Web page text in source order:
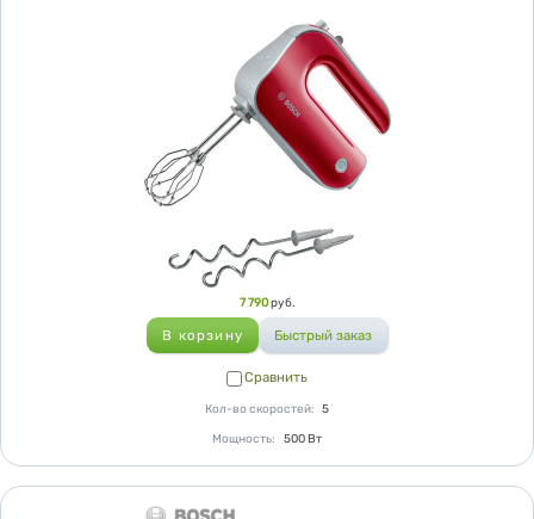
7 790 руб.
Сравнить
Кол-во скоростей: 5
Мощность: 500Вт